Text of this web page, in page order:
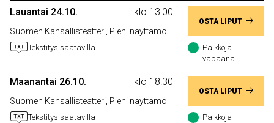
Lauantai 24.10. klo 13:00
Suomen Kansallisteatteri, Pieni näyttämö
Tekstitys saatavilla
OSTA LIPUT
Paikkoja
vapaana
Maanantai 26.10. klo 18:30
Suomen Kansallisteatteri, Pieni näyttämö
Tekstitys saatavilla
OSTA LIPUT
Paikkoja